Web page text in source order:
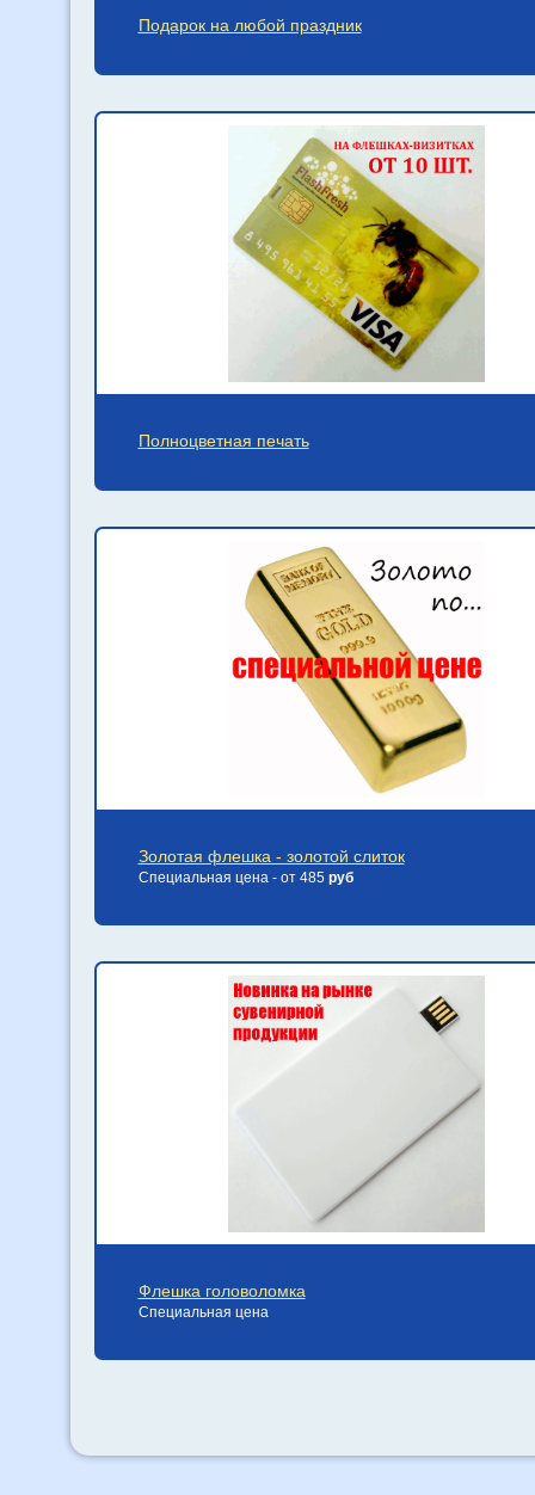
Подарок на любой праздник
Полноцветная печать
Золотая флешка - золотой слиток
Специальная цена - от 485 руб
Флешка головоломка
Специальная цена